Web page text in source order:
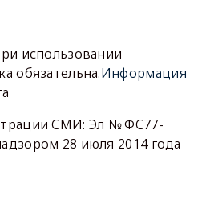
использовании
обязательна.Информация
СМИ: Эл № ФС77-
28 июля 2014 года